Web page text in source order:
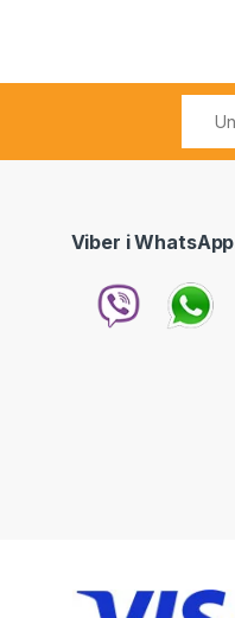
Viber i WhatsApp